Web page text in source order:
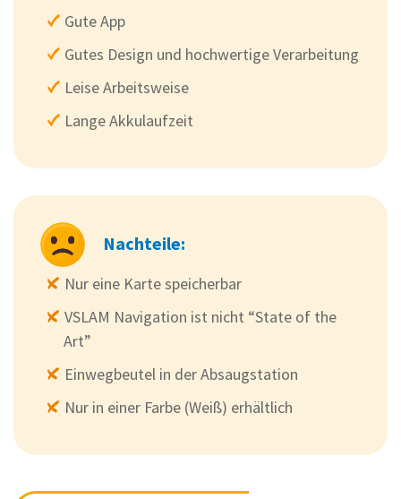
Gute App
Gutes Design und hochwertige Verarbeitung
Leise Arbeitsweise
Lange Akkulaufzeit
Nachteile:
Nur eine Karte speicherbar
VSLAM Navigation ist nicht “State of the
Art”
Einwegbeutel in der Absaugstation
Nur in einer Farbe (Weiß) erhältlich